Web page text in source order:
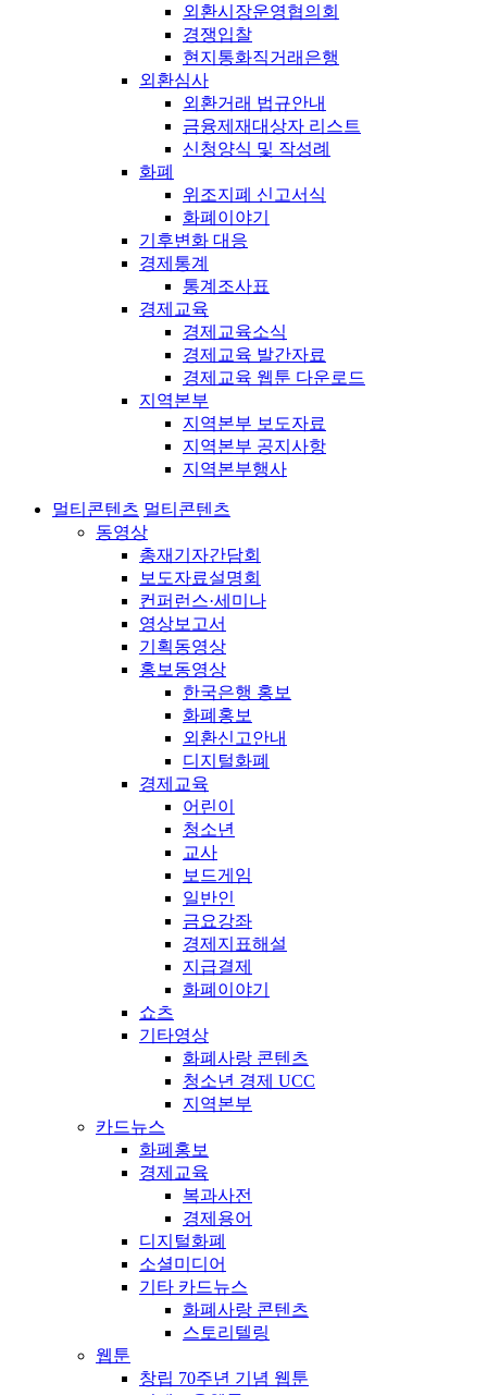
외환시장운영협의회
경쟁입찰
현지통화직거래은행
외환심사
외환거래 법규안내
금융제재대상자 리스트
신청양식 및 작성례
화폐
위조지폐 신고서식
화폐이야기
기후변화 대응
경제통계
통계조사표
경제교육
경제교육소식
경제교육 발간자료
경제교육 웹툰 다운로드
지역본부
지역본부 보도자료
지역본부 공지사항
지역본부행사
멀티콘텐츠 멀티콘텐츠
동영상
총재기자간담회
보도자료설명회
컨퍼런스·세미나
영상보고서
기획동영상
홍보동영상
한국은행 홍보
화폐홍보
외환신고안내
디지털화폐
경제교육
어린이
청소년
교사
보드게임
일반인
금요강좌
경제지표해설
지급결제
화폐이야기
쇼츠
기타영상
화폐사랑 콘텐츠
청소년 경제 UCC
지역본부
카드뉴스
화폐홍보
경제교육
복과사전
경제용어
디지털화폐
소셜미디어
기타 카드뉴스
화폐사랑 콘텐츠
스토리텔링
웹툰
창립 70주년 기념 웹툰